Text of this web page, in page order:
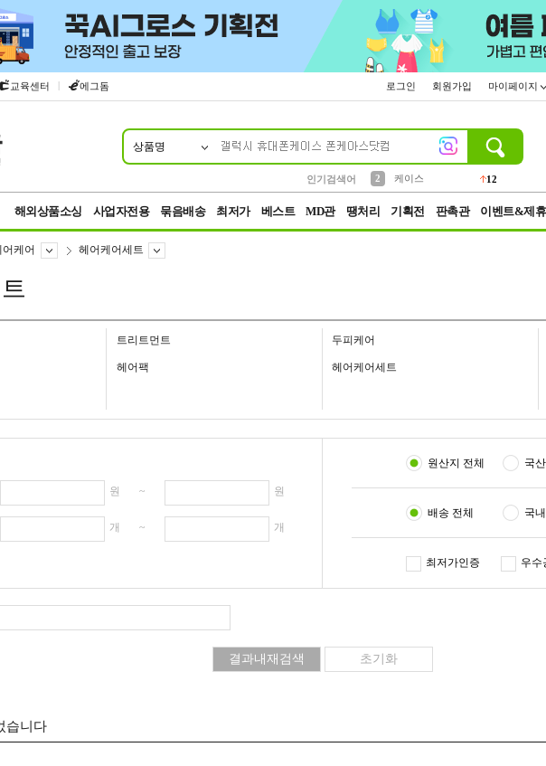
교육센터 | 에그돔 로그인 회원가입 마이페이지
상품명
인기검색어
2
케이스
12
해외상품소싱 사업자전용 묶음배송 최저가 베스트 MD관 땡처리 기획전 판촉관 이벤트&제휴
어케어 헤어케어세트
트리트먼트 두피케어
헤어팩 헤어케어세트
원 ~ 원
개 ~ 개
원산지 전체 국
배송 전체 국
최저가인증 우수
습니다